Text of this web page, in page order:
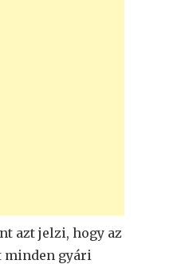
azt jelzi, hogy az
minden gyári